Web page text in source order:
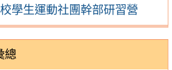
學生運動社團幹部研習營
總